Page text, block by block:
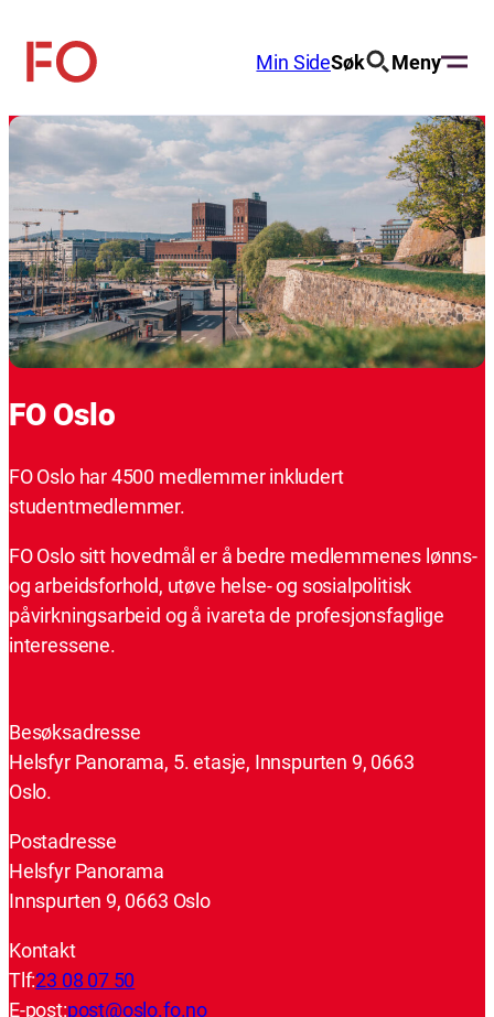
innhold
FO
(Fellesorganisasjonen)
Min SideSøk Meny
FO Oslo
FO Oslo har 4500 medlemmer inkludert
studentmedlemmer.
FO Oslo sitt hovedmål er å bedre medlemmenes lønns-
og arbeidsforhold, utøve helse- og sosialpolitisk
påvirkningsarbeid og å ivareta de profesjonsfaglige
interessene.
Besøksadresse
Helsfyr Panorama, 5. etasje, Innspurten 9, 0663
Oslo.
Postadresse
Helsfyr Panorama
Innspurten 9, 0663 Oslo
Kontakt
Tlf:23 08 07 50
E-post:post@oslo.fo.no